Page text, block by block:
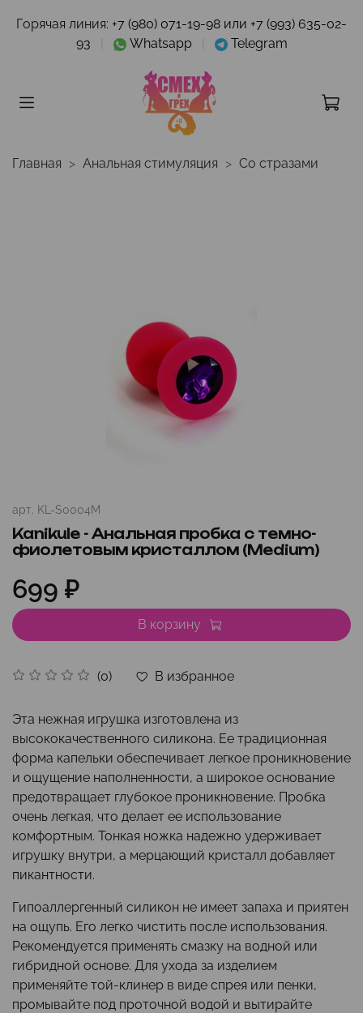
Горячая линия: +7 (980) 071-19-98 или +7 (993) 635-02-
93
Whatsapp Telegram
Главная Анальная стимуляция Со стразами
арт. KL-S0004M
Kanikule - Анальная пробка с темно-
фиолетовым кристаллом (Medium)
(0) В избранное
699 ₽
В корзину
Эта нежная игрушка изготовлена из
высококачественного силикона. Ее традиционная
форма капельки обеспечивает легкое проникновение
и ощущение наполненности, а широкое основание
предотвращает глубокое проникновение. Пробка
очень легкая, что делает ее использование
комфортным. Тонкая ножка надежно удерживает
игрушку внутри, а мерцающий кристалл добавляет
пикантности.
Гипоаллергенный силикон не имеет запаха и приятен
на ощупь. Его легко чистить после использования.
Рекомендуется применять смазку на водной или
гибридной основе. Для ухода за изделием
применяйте той-клинер в виде спрея или пенки,
промывайте под проточной водой и вытирайте